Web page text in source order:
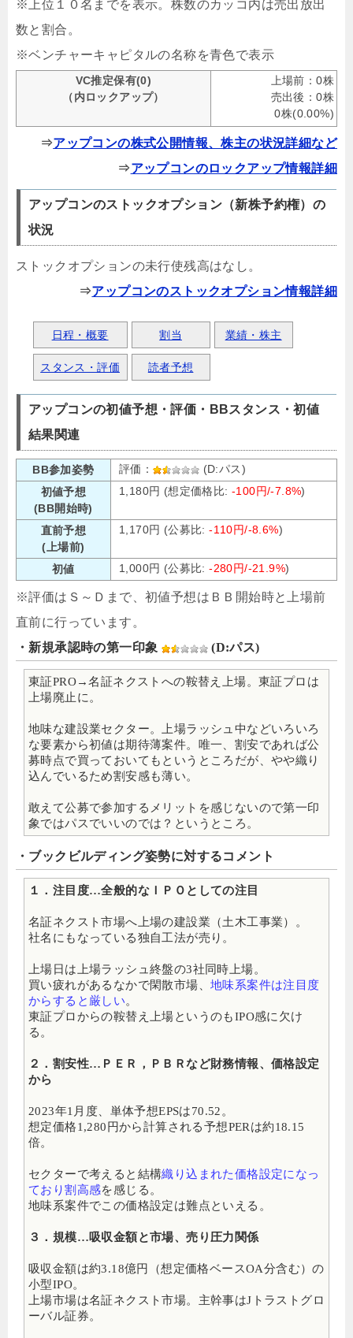
※上位１０名までを表示。株数のカッコ内は売出放出
数と割合。
※ベンチャーキャピタルの名称を青色で表示
VC推定保有(0)
（内ロックアップ）
上場前：0株
売出後：0株
0株(0.00%)
⇒アップコンの株式公開情報、株主の状況詳細など
⇒アップコンのロックアップ情報詳細
アップコンのストックオプション（新株予約権）の
状況
ストックオプションの未行使残高はなし。
⇒アップコンのストックオプション情報詳細
日程・概要 割当 業績・株主
スタンス・評価 読者予想
アップコンの初値予想・評価・BBスタンス・初値
結果関連
BB参加姿勢 評価：
(D:パス)
初値予想
(BB開始時)
1,180円 (想定価格比: -100円/-7.8%)
直前予想
(上場前)
1,170円 (公募比:-110円/-8.6%)
初値 1,000円 (公募比:-280円/-21.9%)
※評価はＳ～Ｄまで、初値予想はＢＢ開始時と上場前
直前に行っています。
・新規承認時の第一印象
(D:パス)
東証PRO→名証ネクストへの鞍替え上場。東証プロは
上場廃止に。
地味な建設業セクター。上場ラッシュ中などいろいろ
な要素から初値は期待薄案件。唯一、割安であれば公
募時点で買っておいてもというところだが、やや織り
込んでいるため割安感も薄い。
敢えて公募で参加するメリットを感じないので第一印
象ではパスでいいのでは？というところ。
・ブックビルディング姿勢に対するコメント
１．注目度…全般的なＩＰＯとしての注目
名証ネクスト市場へ上場の建設業（土木工事業）。
社名にもなっている独自工法が売り。
上場日は上場ラッシュ終盤の3社同時上場。
買い疲れがあるなかで閑散市場、 地味系案件は注目度
からすると厳しい。
東証プロからの鞍替え上場というのもIPO感に欠け
る。
２．割安性…ＰＥＲ，ＰＢＲなど財務情報、価格設定
から
2023年1月度、単体予想EPSは70.52。
想定価格1,280円から計算される予想PERは約18.15
倍。
セクターで考えると結構織り込まれた価格設定になっ
ており割高感を感じる。
地味系案件でこの価格設定は難点といえる。
３．規模…吸収金額と市場、売り圧力関係
吸収金額は約3.18億円（想定価格ベースOA分含む）の
小型IPO。
上場市場は名証ネクスト市場。主幹事はJトラストグロ
ーバル証券。